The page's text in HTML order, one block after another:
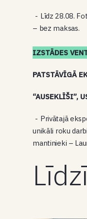
Līdz 28.08.
– bez maksas.
IZSTĀDES
PATSTĀVĪGĀ
“AUSEKLĪŠI”,
Privātajā
unikāli roku
mantinieki –